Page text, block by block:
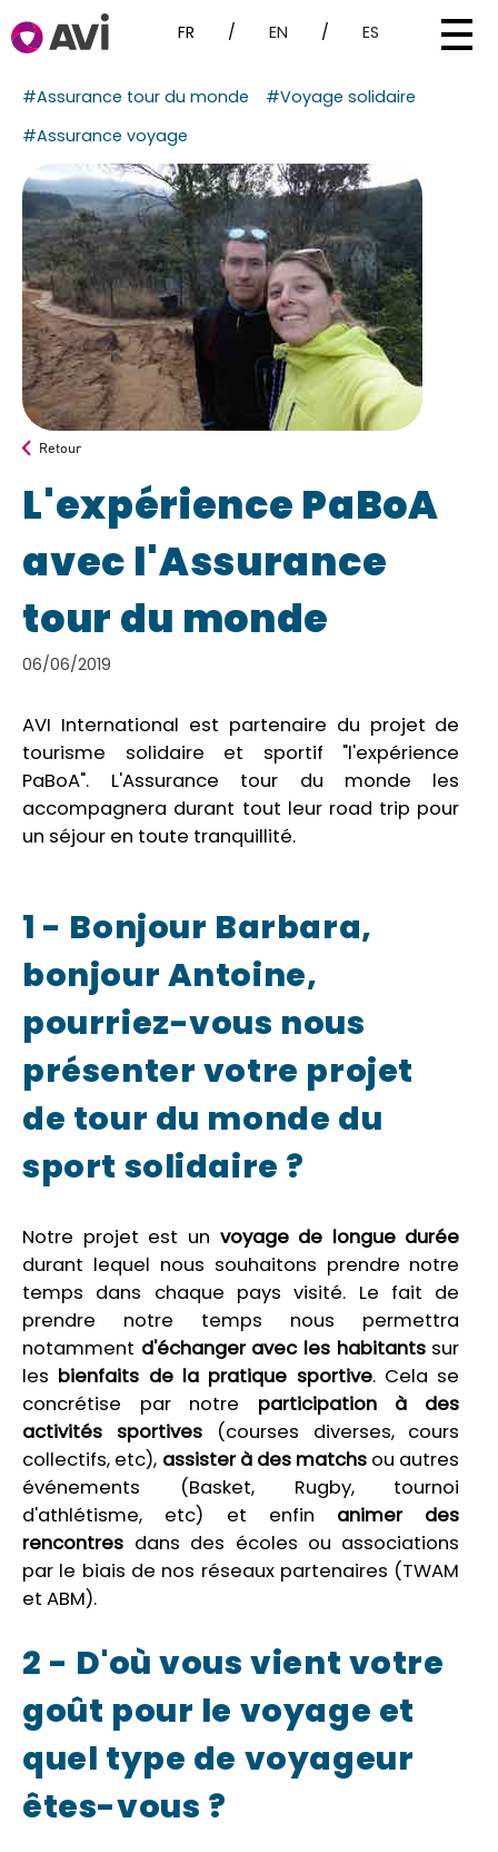
FR / EN / ES
#Assurance tour du monde
#Voyage solidaire
#Assurance voyage
Retour
L'expérience PaBoA
avec l'Assurance
tour du monde
06/06/2019
AVI International est partenaire du projet de
tourisme solidaire et sportif "l'expérience
PaBoA". L'Assurance tour du monde les
accompagnera durant tout leur road trip pour
un séjour en toute tranquillité.
1 - Bonjour Barbara,
bonjour Antoine,
pourriez-vous nous
présenter votre projet
de tour du monde du
sport solidaire ?
Notre projet est un voyage de longue durée
durant lequel nous souhaitons prendre notre
temps dans chaque pays visité. Le fait de
prendre notre temps nous permettra
notamment d'échanger avec les habitantssur
les bienfaits de la pratique sportive. Cela se
concrétise par notre participation à des
activités sportives(courses diverses, cours
collectifs, etc), assister à des matchs ou autres
événements (Basket, Rugby, tournoi
d'athlétisme, etc) et enfin animer des
rencontres dans des écoles ou associations
par le biais de nos réseaux partenaires (TWAM
et ABM).
2 - D'où vous vient votre
goût pour le voyage et
quel type de voyageur
êtes-vous ?